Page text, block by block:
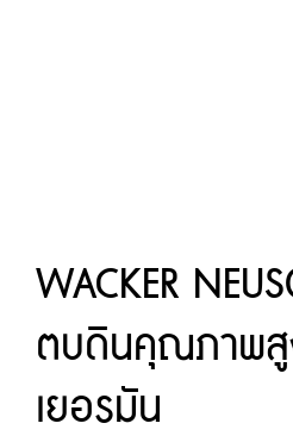
WACKER
ตบดินคุณภาพสู
เยอรมัน